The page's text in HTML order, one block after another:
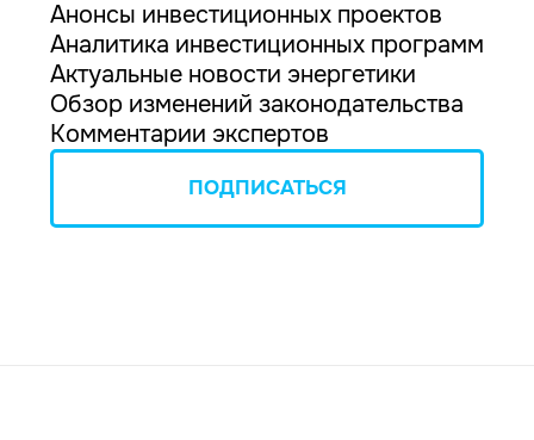
Анонсы инвестиционных проектов
Аналитика инвестиционных программ
Актуальные новости энергетики
Обзор изменений законодательства
Комментарии экспертов
ПОДПИСАТЬСЯ